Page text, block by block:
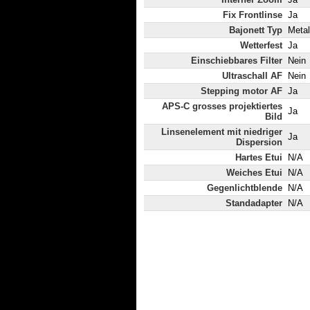
Fix Frontlinse Ja
Bajonett Typ
Wetterfest Ja
Einschiebbares Filter
Nein
Ultraschall AF
Nein
Stepping motor AF Ja
APS-C grosses projektiertes
Bild
Ja
Linsenelement mit niedriger
Dispersion
Ja
Hartes Etui
N/A
Weiches Etui
N/A
Gegenlichtblende
N/A
Standadapter
N/A